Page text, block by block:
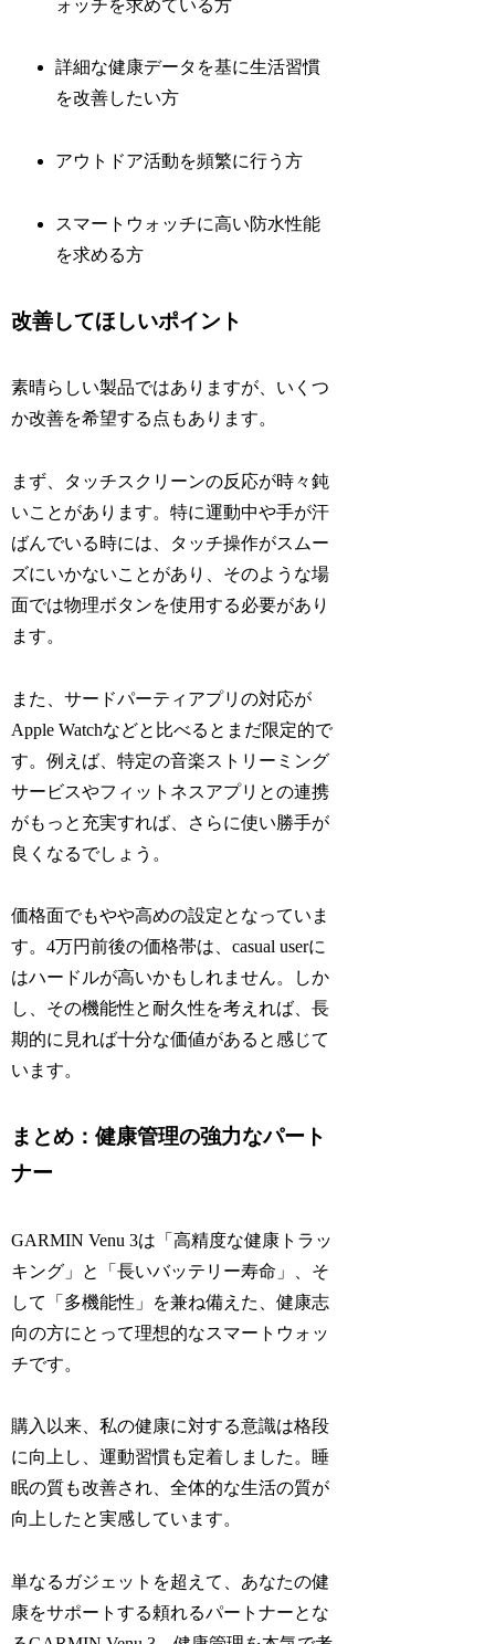
ォッチを求めている方
詳細な健康データを基に生活習慣
を改善したい方
アウトドア活動を頻繁に行う方
スマートウォッチに高い防水性能
を求める方
改善してほしいポイント
素晴らしい製品ではありますが、いくつ
か改善を希望する点もあります。
まず、タッチスクリーンの反応が時々鈍
いことがあります。特に運動中や手が汗
ばんでいる時には、タッチ操作がスムー
ズにいかないことがあり、そのような場
面では物理ボタンを使用する必要があり
ます。
また、サードパーティアプリの対応が
Apple Watchなどと比べるとまだ限定的で
す。例えば、特定の音楽ストリーミング
サービスやフィットネスアプリとの連携
がもっと充実すれば、さらに使い勝手が
良くなるでしょう。
価格面でもやや高めの設定となっていま
す。4万円前後の価格帯は、casual userに
はハードルが高いかもしれません。しか
し、その機能性と耐久性を考えれば、長
期的に見れば十分な価値があると感じて
います。
まとめ：健康管理の強力なパート
ナー
GARMIN Venu 3は「高精度な健康トラッ
キング」と「長いバッテリー寿命」、そ
して「多機能性」を兼ね備えた、健康志
向の方にとって理想的なスマートウォッ
チです。
購入以来、私の健康に対する意識は格段
に向上し、運動習慣も定着しました。睡
眠の質も改善され、全体的な生活の質が
向上したと実感しています。
単なるガジェットを超えて、あなたの健
康をサポートする頼れるパートナーとな